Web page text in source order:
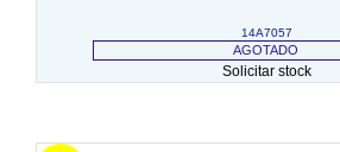
14A7057
AGOTADO
Solicitar stock